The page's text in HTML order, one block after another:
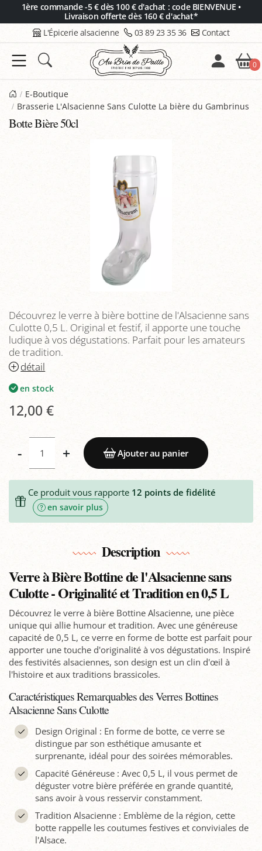
1ère commande -5 € dès 100 € d'achat : code BIENVENUE •
Livraison offerte dès 160 € d'achat*
L'Épicerie alsacienne 03 89 23 35 36 Contact
0
E-Boutique
Brasserie L'Alsacienne Sans Culotte La bière du Gambrinus
Botte Bière 50cl
Découvrez le verre à bière bottine de l'Alsacienne sans
Culotte 0,5 L. Original et festif, il apporte une touche
ludique à vos dégustations. Parfait pour les amateurs
de tradition.
détail
en stock
12,00 €
- + Ajouter au panier
Ce produit vous rapporte 12 points de fidélité
en savoir plus
Description
Verre à Bière Bottine de l'Alsacienne sans
Culotte - Originalité et Tradition en 0,5 L
Découvrez le verre à bière Bottine Alsacienne, une pièce
unique qui allie humour et tradition. Avec une généreuse
capacité de 0,5 L, ce verre en forme de botte est parfait pour
apporter une touche d'originalité à vos dégustations. Inspiré
des festivités alsaciennes, son design est un clin d'œil à
l'histoire et aux traditions brassicoles.
Caractéristiques Remarquables des Verres Bottines
Alsacienne Sans Culotte
Design Original : En forme de botte, ce verre se
distingue par son esthétique amusante et
surprenante, idéal pour des soirées mémorables.
Capacité Généreuse : Avec 0,5 L, il vous permet de
déguster votre bière préférée en grande quantité,
sans avoir à vous resservir constamment.
Tradition Alsacienne : Emblème de la région, cette
botte rappelle les coutumes festives et conviviales de
l'Alsace.
Panneau de gestion des cookies